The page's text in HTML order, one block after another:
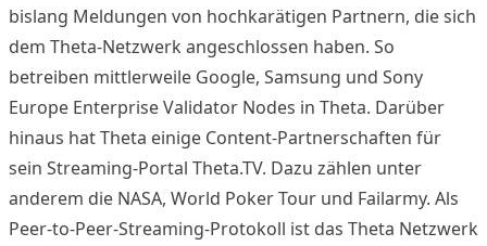
bislang Meldungen von hochkarätigen Partnern, die sich
dem Theta-Netzwerk angeschlossen haben. So
betreiben mittlerweile Google, Samsung und Sony
Europe Enterprise Validator Nodes in Theta. Darüber
hinaus hat Theta einige Content-Partnerschaften für
sein Streaming-Portal Theta.TV. Dazu zählen unter
anderem die NASA, World Poker Tour und Failarmy. Als
Peer-to-Peer-Streaming-Protokoll ist das Theta Netzwerk